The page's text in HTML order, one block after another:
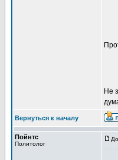
Не
Вернуться к началу
Пойнтс
Политолог